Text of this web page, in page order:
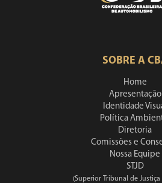
SOBRE A
Home
Apresentação
Identidade
Política
Diretoria
Comissões e
Nossa Equipe
STJD
(Superior Tribunal de